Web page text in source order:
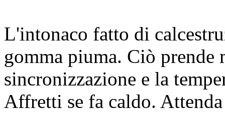
L'intonaco fatto di
gomma piuma. Ciò prende
sincronizzazione e la
Affretti se fa caldo.